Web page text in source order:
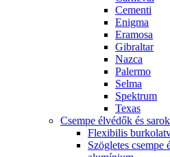
Cementi
Enigma
Eramosa
Gibraltar
Nazca
Palermo
Selma
Spektrum
Texas
Csempe élvédők és
Flexibilis
Szögletes